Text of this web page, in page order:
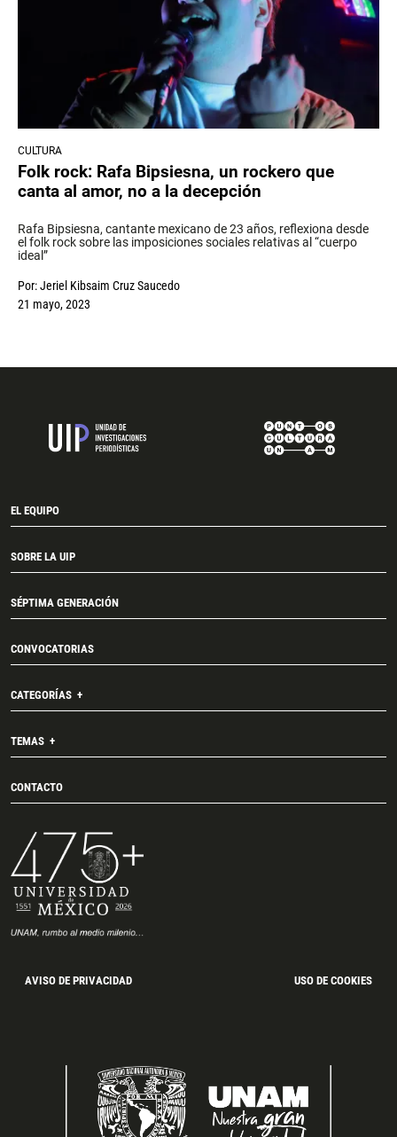
CULTURA
Folk rock: Rafa Bipsiesna, un rockero que
canta al amor, no a la decepción
Rafa Bipsiesna, cantante mexicano de 23 años, reflexiona desde
el folk rock sobre las imposiciones sociales relativas al “cuerpo
ideal”
Por:Jeriel Kibsaim Cruz Saucedo
21 mayo, 2023
EL EQUIPO
SOBRE LA UIP
SÉPTIMA GENERACIÓN
CONVOCATORIAS
CATEGORÍAS
TEMAS
CONTACTO
AVISO DE PRIVACIDAD USO DE COOKIES